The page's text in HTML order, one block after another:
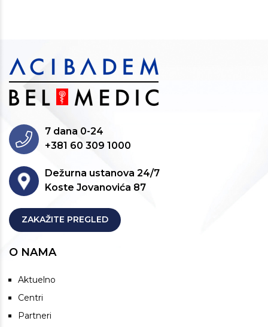
7 dana 0-24
+381 60 309 1000
Dežurna ustanova 24/7
Koste Jovanovića 87
ZAKAŽITE PREGLED
O NAMA
Aktuelno
Centri
Partneri